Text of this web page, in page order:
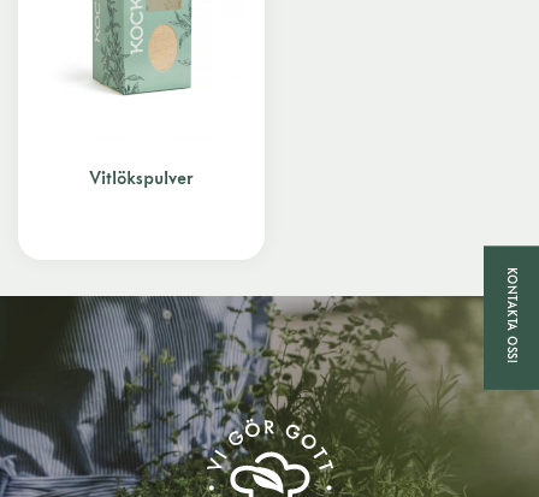
Vitlökspulver
KONTAKTA OSS!